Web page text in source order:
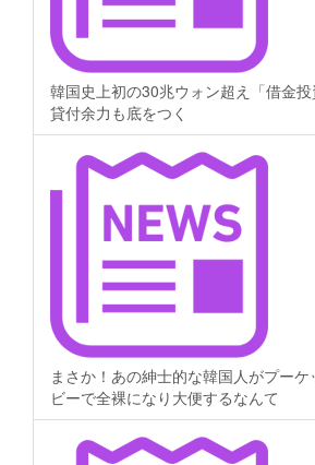
韓国史上初の30兆ウォン超え「借金
貸付余力も底をつく
まさか！あの紳士的な韓国人がプー
ビーで全裸になり大便するなんて